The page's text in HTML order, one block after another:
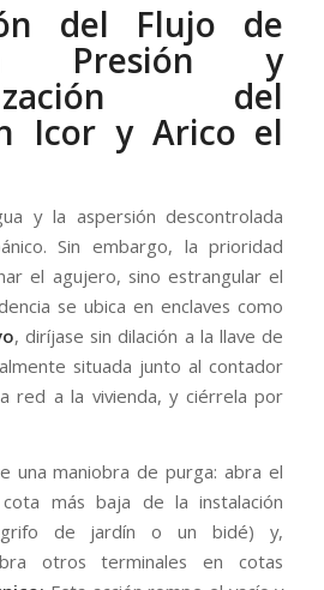
del Flujo de
Presión y
del
Icor y Arico el
y la aspersión descontrolada
Sin embargo, la prioridad
el agujero, sino estrangular el
se ubica en enclaves como
, diríjase sin dilación a la llave de
situada junto al contador
red a la vivienda, y ciérrela por
una maniobra de purga: abra el
más baja de la instalación
grifo de jardín o un bidé) y,
otros terminales en cotas